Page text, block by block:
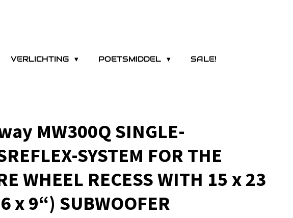
VERLICHTING POETSMIDDEL
SALE!
MW300Q SINGLE-
SYSTEM FOR THE
WHEEL RECESS WITH 15 x 23
x 9“) SUBWOOFER